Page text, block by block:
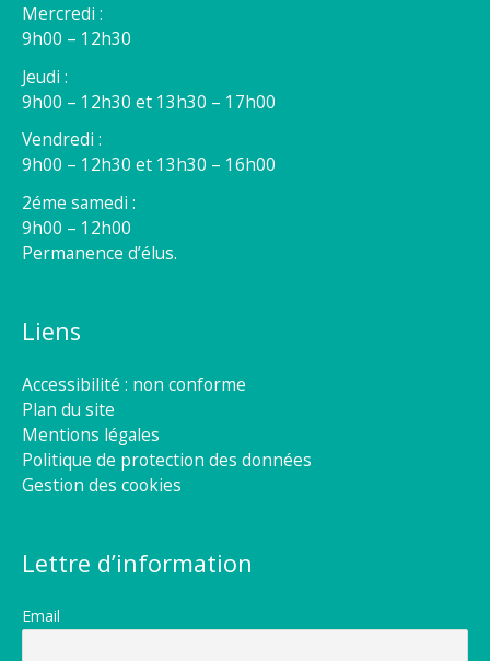
Mercredi :
9h00 – 12h30
Jeudi :
9h00 – 12h30 et 13h30 – 17h00
Vendredi :
9h00 – 12h30 et 13h30 – 16h00
2éme samedi :
9h00 – 12h00
Permanence d’élus.
Liens
Accessibilité : non conforme
Plan du site
Mentions légales
Politique de protection des données
Gestion des cookies
Lettre d’information
Email